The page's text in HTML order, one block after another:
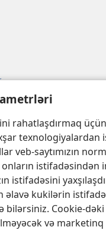
rahatlaşdırmaq
texnologiyalardan
veb-saytımızın
istifadəsindən
istifadəsini
əlavə kukilərin
bilərsiniz. Cookie-
və
ONLAYN KİTABXANASI™